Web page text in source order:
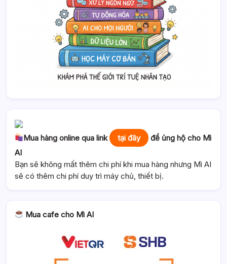
Mua hàng online qua link tại đây
để ủng hộ cho Mì
AI
Bạn sẽ không mất thêm chi phí khi mua hàng nhưng Mì AI
sẽ có thêm chi phí duy trì máy chủ, thiết bị.
Mua cafe cho Mì AI